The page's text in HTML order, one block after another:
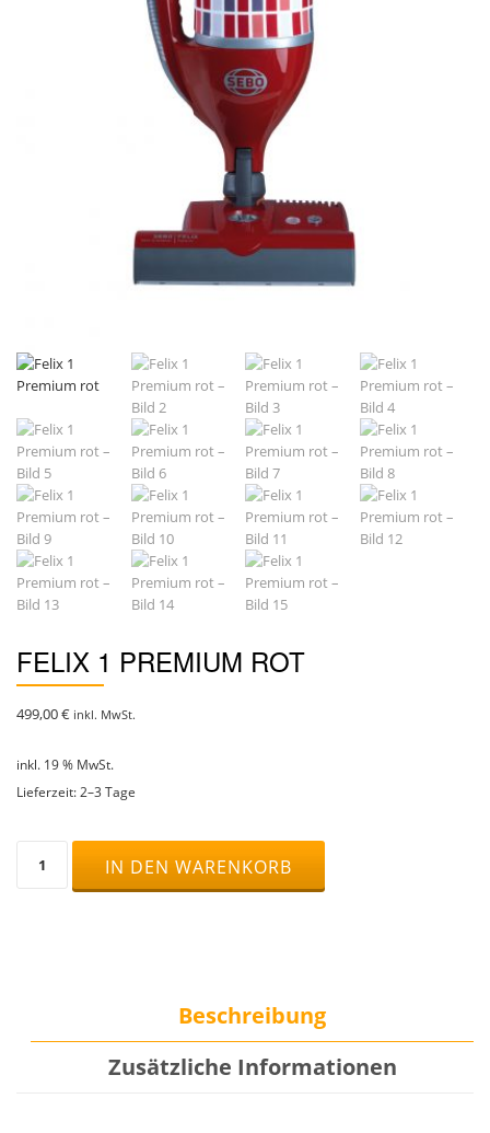
FELIX 1 PREMIUM ROT
499,00€ inkl. MwSt.
inkl. 19 % MwSt.
Lieferzeit: 2–3 Tage
Premium
IN DEN WARENKORB
Beschreibung
Zusätzliche Informationen